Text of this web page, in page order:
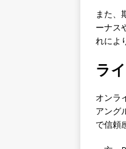
また、
ーナス
れによ
ラ
オンラ
アング
で信頼